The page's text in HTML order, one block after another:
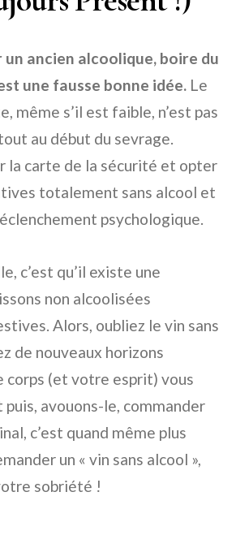
un ancien alcoolique, boire du
une fausse bonne idée. Le
même s’il est faible, n’est pas
au début du sevrage.
la carte de la sécurité et opter
totalement sans alcool et
psychologique.
c’est qu’il existe une
non alcoolisées
Alors, oubliez le vin sans
de nouveaux horizons
(et votre esprit) vous
avouons-le, commander
c’est quand même plus
un « vin sans alcool »,
sobriété !